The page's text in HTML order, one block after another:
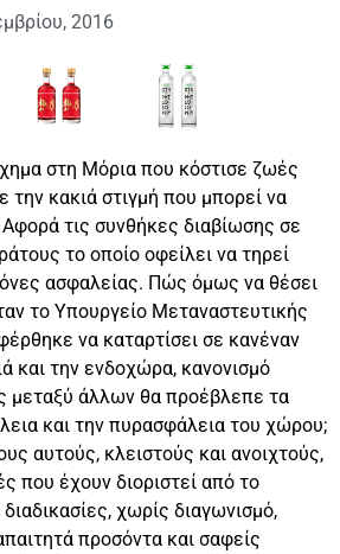
2016
στη Μόρια που κόστισε ζωές
την κακιά στιγμή που μπορεί να
τις συνθήκες διαβίωσης σε
το οποίο οφείλει να τηρεί
ασφαλείας. Πώς όμως να θέσει
το Υπουργείο Μεταναστευτικής
να καταρτίσει σε κανέναν
και την ενδοχώρα, κανονισμό
μεταξύ άλλων θα προέβλεπε τα
και την πυρασφάλεια του χώρου;
αυτούς, κλειστούς και ανοιχτούς,
που έχουν διοριστεί από το
χωρίς διαγωνισμό,
προσόντα και σαφείς